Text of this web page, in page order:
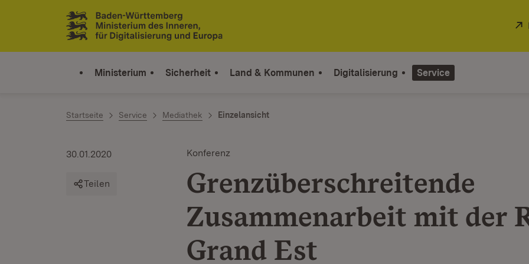
Zum Inhalt springen
Link zur Startseite
Ministerium Sicherheit Land & Kommunen Digitalisierung Service
Startseite Service Mediathek Einzelansicht
Konferenz
Grenz­überschreitende
Zusammenarbeit mit der
Grand Est
30.01.2020
Teilen